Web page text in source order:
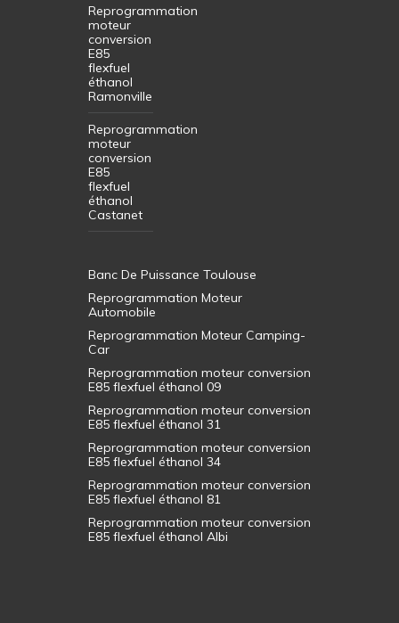
Reprogrammation
moteur
conversion
E85
flexfuel
éthanol
Ramonville
Reprogrammation
moteur
conversion
E85
flexfuel
éthanol
Castanet
Banc De Puissance Toulouse
Reprogrammation Moteur
Automobile
Reprogrammation Moteur Camping-
Car
Reprogrammation moteur conversion
E85 flexfuel éthanol 09
Reprogrammation moteur conversion
E85 flexfuel éthanol 31
Reprogrammation moteur conversion
E85 flexfuel éthanol 34
Reprogrammation moteur conversion
E85 flexfuel éthanol 81
Reprogrammation moteur conversion
E85 flexfuel éthanol Albi